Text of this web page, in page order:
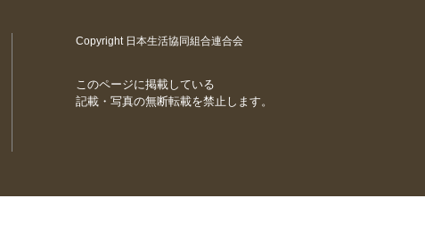
Copyright 日本生活協同組合連合会
このページに掲載している
記載・写真の無断転載を禁止します。